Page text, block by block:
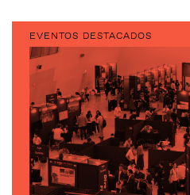
EVENTOS DESTACADOS